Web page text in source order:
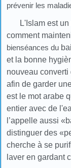
prévenir les
L'Islam est
comment
bienséances du
et la bonne
nouveau
afin de garder
est le mot arabe
entier avec de
l’appelle aussi
distinguer des
cherche à se
laver en gardant